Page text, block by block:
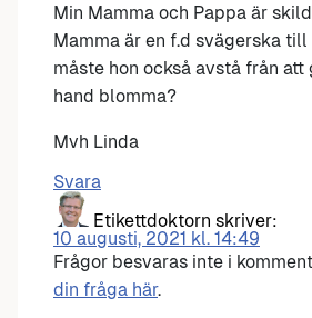
Min Mamma och Pappa är
Mamma är en f.d svägerska till
måste hon också avstå från att
hand blomma?
Mvh Linda
Svara
Etikettdoktorn skriver:
10 augusti, 2021 kl. 14:49
Frågor besvaras inte i
din fråga här.